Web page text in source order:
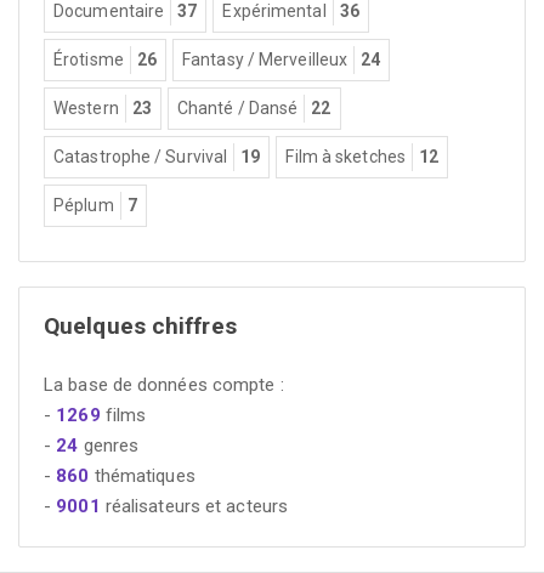
Documentaire 37 Expérimental 36
Érotisme 26 Fantasy / Merveilleux 24
Western 23 Chanté / Dansé 22
Catastrophe / Survival 19 Film à sketches 12
Péplum 7
Quelques chiffres
La base de données compte :
- 1269 films
- 24 genres
- 860 thématiques
- 9001 réalisateurs et acteurs